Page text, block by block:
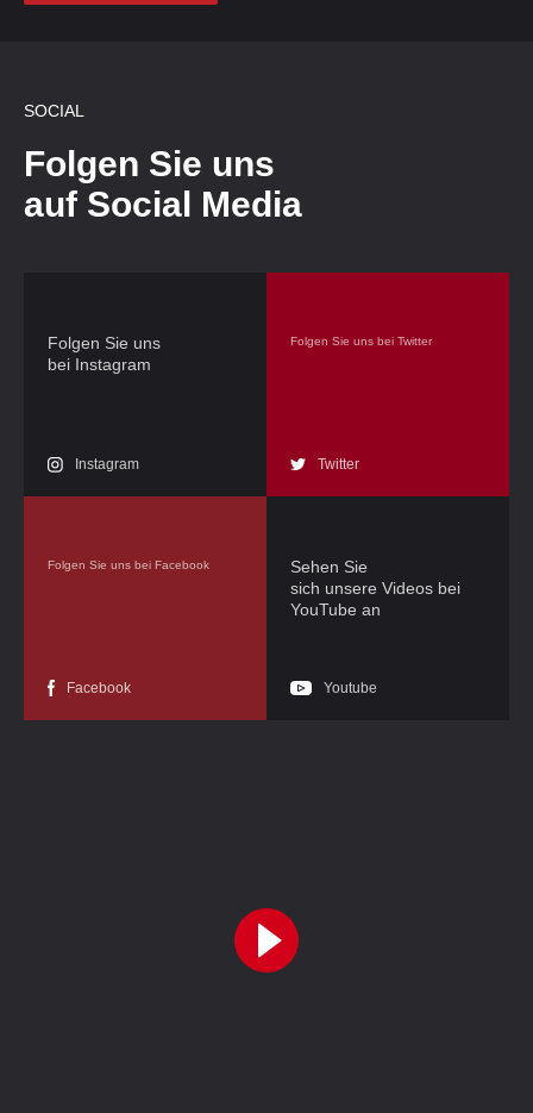
SOCIAL
Folgen Sie uns
auf Social Media
Folgen Sie uns
bei Instagram
Instagram
Folgen Sie uns bei Twitter
Twitter
Folgen Sie uns bei Facebook
Facebook
Sehen Sie
sich unsere Videos bei
YouTube an
Youtube